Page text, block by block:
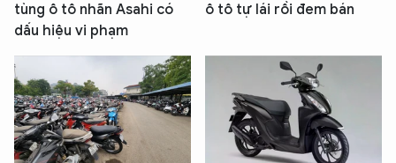
tùng ô tô nhãn Asahi có
dấu hiệu vi phạm
ô tô tự lái rồi đem bán